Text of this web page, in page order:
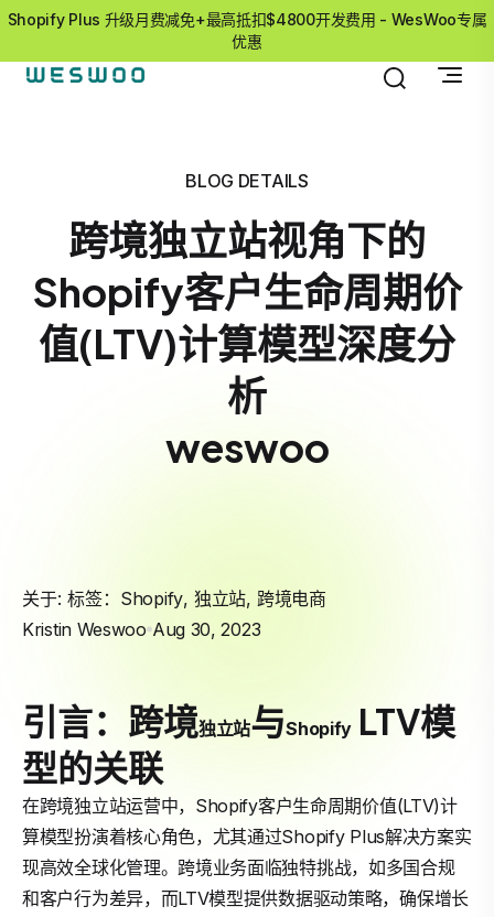
Shopify Plus 升级月费减免+最高抵扣$4800开发费用 - WesWoo专属
优惠
BLOG DETAILS
跨境独立站视角下的
Shopify客户生命周期价
值(LTV)计算模型深度分
析
weswoo
关于: 标签： Shopify, 独立站, 跨境电商
Kristin Weswoo Aug 30, 2023
引言：跨境独立站与Shopify LTV模
型的关联
在跨境独立站运营中，Shopify客户生命周期价值(LTV)计
算模型扮演着核心角色，尤其通过Shopify Plus解决方案实
现高效全球化管理。跨境业务面临独特挑战，如多国合规
和客户行为差异，而LTV模型提供数据驱动策略，确保增长